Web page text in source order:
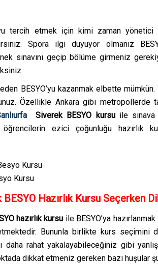
tercih etmek için kimi zaman
Spora ilgi duyuyor olmanız
sınavını geçip bölüme girmeniz
BESYO’yu kazanmak elbette
Özellikle Ankara gibi
Siverek BESYO kursu ile sınava
öğrencilerin ezici çoğunluğu hazırlık
Kursu
BESYO Hazırlık Kursu Seçerken
hazırlık kursu ile BESYO’ya
Bununla birlikte kurs
daha rahat yakalayabileceğiniz gibi
dikkat etmeniz gereken bazı huşular